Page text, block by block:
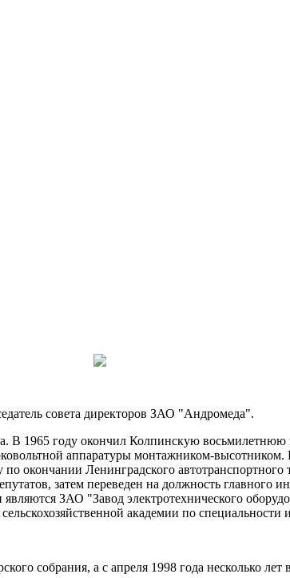
совета директоров ЗАО "Андромеда".
В 1965 году окончил Колпинскую
аппаратуры монтажником-
окончании Ленинградского
затем переведен на должность главного
ЗАО "Завод электротехнического
академии по специальности
собрания, а с апреля 1998 года несколько